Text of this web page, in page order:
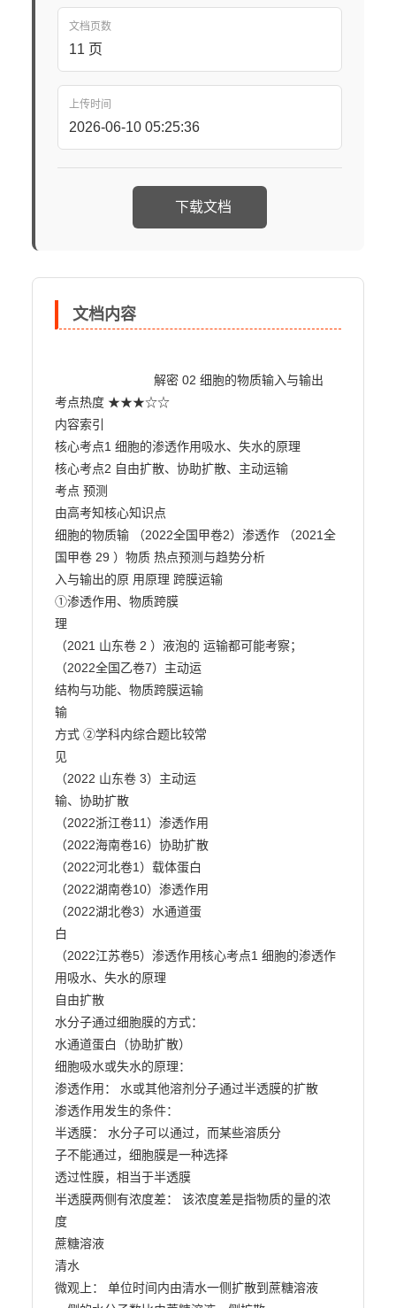
文档页数
11 页
上传时间
2026-06-10 05:25:36
下载文档
文档内容
考点热度 ★★★☆☆
内容索引
核心考点1 细胞的渗透作用吸水、失水的原理
核心考点2 自由扩散、协助扩散、主动运输
考点 预测
由高考知核心知识点
细胞的物质输 （2022全国甲卷2）渗透作 （2021全
国甲卷 29 ）物质 热点预测与趋势分析
入与输出的原 用原理 跨膜运输
①渗透作用、物质跨膜
理
（2021 山东卷 2 ）液泡的 运输都可能考察；
（2022全国乙卷7）主动运
结构与功能、物质跨膜运输
输
方式 ②学科内综合题比较常
见
（2022 山东卷 3）主动运
输、协助扩散
（2022浙江卷11）渗透作用
（2022海南卷16）协助扩散
（2022河北卷1）载体蛋白
（2022湖南卷10）渗透作用
（2022湖北卷3）水通道蛋
白
（2022江苏卷5）渗透作用核心考点1 细胞的渗透作
用吸水、失水的原理
自由扩散
水分子通过细胞膜的方式：
水通道蛋白（协助扩散）
细胞吸水或失水的原理：
渗透作用： 水或其他溶剂分子通过半透膜的扩散
渗透作用发生的条件：
半透膜： 水分子可以通过，而某些溶质分
子不能通过，细胞膜是一种选择
透过性膜，相当于半透膜
半透膜两侧有浓度差： 该浓度差是指物质的量的浓
度
蔗糖溶液
清水
微观上： 单位时间内由清水一侧扩散到蔗糖溶液